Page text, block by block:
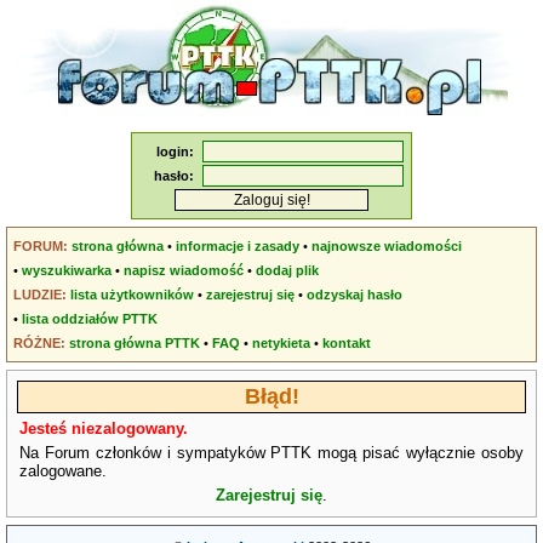
login:
hasło:
FORUM: strona główna •informacje i zasady •najnowsze wiadomości
•wyszukiwarka •napisz wiadomość •dodaj plik
LUDZIE: lista użytkowników •zarejestruj się •odzyskaj hasło
•lista oddziałów PTTK
RÓŻNE: strona główna PTTK •FAQ •netykieta •kontakt
Błąd!
Jesteś niezalogowany.
Na Forum członków i sympatyków PTTK mogą pisać wyłącznie osoby
zalogowane.
Zarejestruj się.